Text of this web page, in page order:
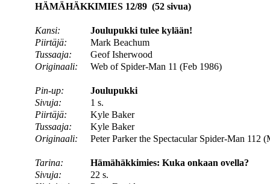
HÄMÄHÄKKIMIES 12/89 (52 sivua)
Kansi:
Joulupukki tulee kylään!
Piirtäjä:
Mark Beachum
Tussaaja:
Geof Isherwood
Originaali:
Web of Spider-Man 11 (Feb 1986)
Pin-up:
Joulupukki
Sivuja:
1 s.
Piirtäjä:
Kyle Baker
Tussaaja:
Kyle Baker
Originaali:
Peter Parker the Spectacular Spider-Man 112
Tarina:
Hämähäkkimies: Kuka onkaan ovella?
Sivuja:
22 s.